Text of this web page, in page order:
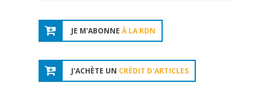
JE M'ABONNE À LA RDN
J'ACHÈTE UN CRÉDIT D'ARTICLES